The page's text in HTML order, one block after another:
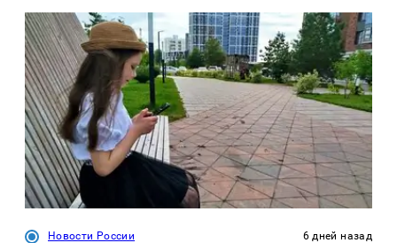
Новости России 6 дней назад